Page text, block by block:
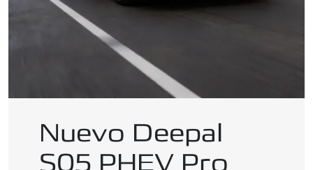
Nuevo Deepal
S05 PHEV Pro